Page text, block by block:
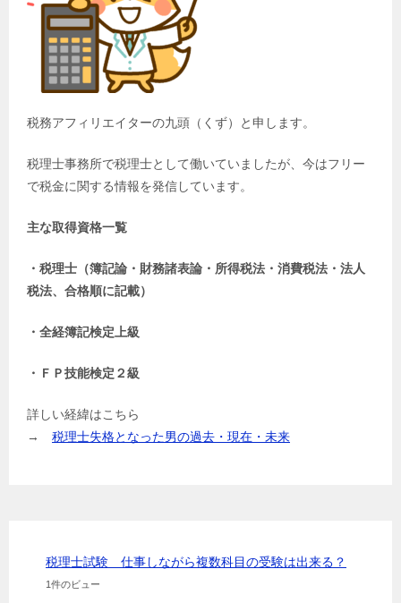
税務アフィリエイターの九頭（くず）と申します。
税理士事務所で税理士として働いていましたが、今はフリー
で税金に関する情報を発信しています。
主な取得資格一覧
・税理士（簿記論・財務諸表論・所得税法・消費税法・法人
税法、合格順に記載）
・全経簿記検定上級
・ＦＰ技能検定２級
詳しい経緯はこちら
→ 税理士失格となった男の過去・現在・未来
税理士試験 仕事しながら複数科目の受験は出来る？
1件のビュー